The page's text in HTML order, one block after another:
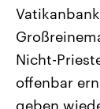
Landtagswahl
2026
Alle
Sachsen-
September
Bundesland
Nicht-
offenbar
geben